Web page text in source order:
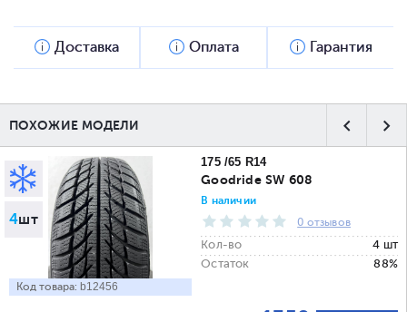
Доставка Оплата Гарантия
ПОХОЖИЕ МОДЕЛИ
4шт
Код товара: b12456
175 /65 R14
Goodride SW 608
В наличии
0 отзывов
Кол-во
4 шт
Остаток
88%